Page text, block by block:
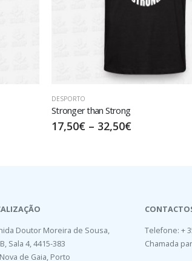
Humble Lion
17,50€–32,50
Doutor Moreira de Sousa,
Sala 4, 4415-383
de Gaia, Porto
Telefone: +
Chamada